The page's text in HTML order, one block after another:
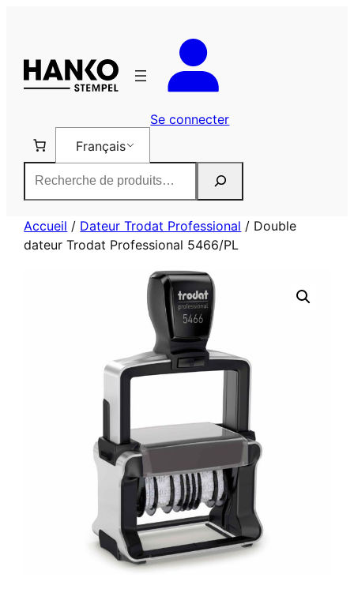
Se connecter
Français
Accueil / Dateur Trodat Professional / Double
dateur Trodat Professional 5466/PL